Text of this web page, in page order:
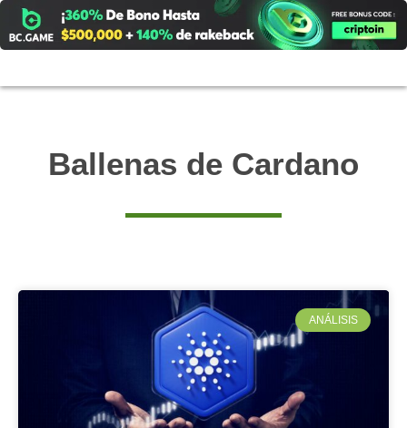
contenido
Ballenas de Cardano
ANÁLISIS